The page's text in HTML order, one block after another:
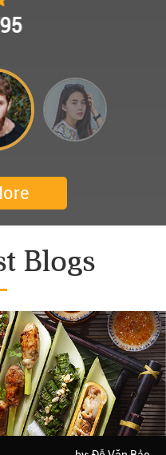
해서 리무진에서 앞좌
고마웠습니다.
만들어 주었네요.
리 크루즈에서 이쁜
짝 파티를 만들어 주
받으셨답니다. 멋진
크루즈와 Darian
려요 ^^
good services.
everyday.
day.
2 năm 2019
Blogs